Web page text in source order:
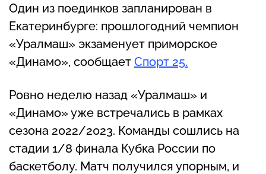
Один из поединков запланирован в
Екатеринбурге: прошлогодний чемпион
«Уралмаш» экзаменует приморское
«Динамо», сообщает Спорт 25.
Ровно неделю назад «Уралмаш» и
«Динамо» уже встречались в рамках
сезона 2022/2023. Команды сошлись на
стадии 1/8 финала Кубка России по
баскетболу. Матч получился упорным, и